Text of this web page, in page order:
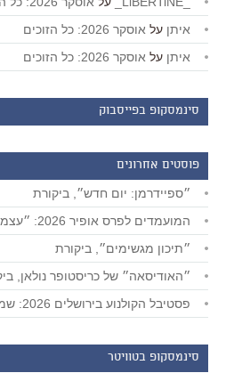
איתן על אוסקר 2026: כל הזוכים
איתן על אוסקר 2026: כל הזוכים
סינמסקופ בפייסבוק
פוסטים אחרונים
״ספיידרמן: יום חדש״, ביקורת
המועמדים לפרס אופיר 2026: ״עצמאות״ מוביל
״תיכון מגשימים״, ביקורת
״האודיסאה״ של כריסטופר נולאן,
פסטיבל הקולנוע בירושלים 2026: שמונה או תשע המלצות
סינמסקופ בטוויטר